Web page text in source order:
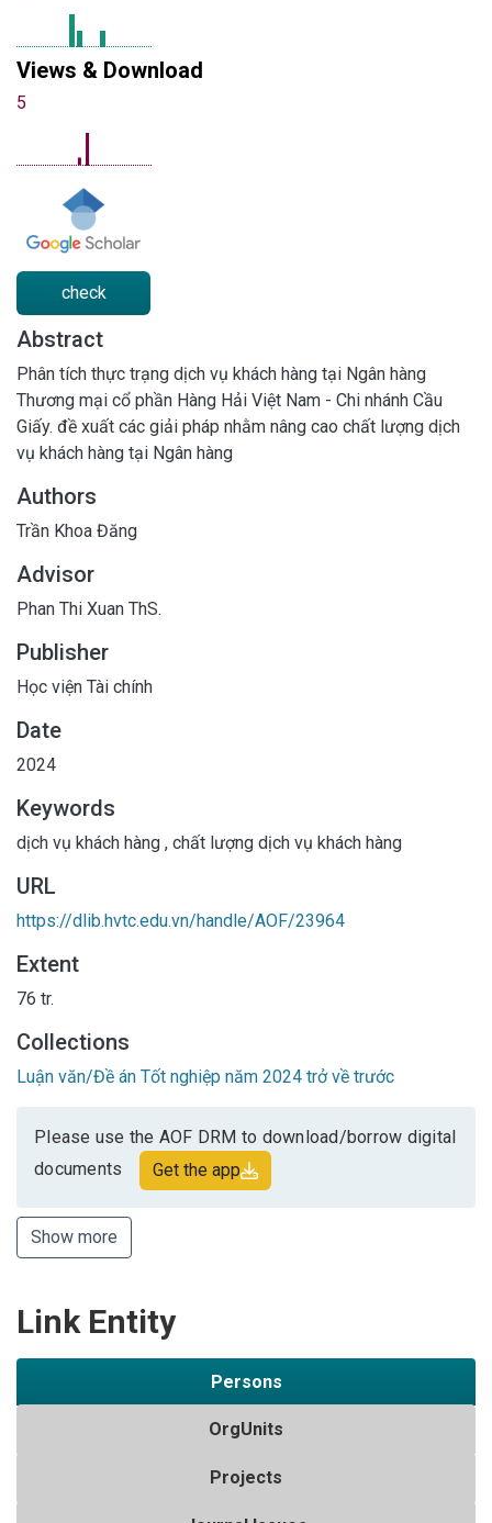
Views & Download
5
check
Abstract
Phân tích thực trạng dịch vụ khách hàng tại Ngân hàng
Thương mại cổ phần Hàng Hải Việt Nam - Chi nhánh Cầu
Giấy. đề xuất các giải pháp nhằm nâng cao chất lượng dịch
vụ khách hàng tại Ngân hàng
Authors
Trần Khoa Đăng
Advisor
Phan Thi Xuan ThS.
Publisher
Học viện Tài chính
Date
2024
Keywords
dịch vụ khách hàng , chất lượng dịch vụ khách hàng
URL
https://dlib.hvtc.edu.vn/handle/AOF/23964
Extent
76 tr.
Collections
Luận văn/Đề án Tốt nghiệp năm 2024 trở về trước
Please use the AOF DRM to download/borrow digital
documents
Get the app
Show more
Link Entity
Persons
OrgUnits
Projects